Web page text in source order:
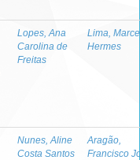
Lopes, Ana
Carolina de
Freitas
Lima,
Hermes
Nunes, Aline
Costa Santos
Aragão,
Francisco